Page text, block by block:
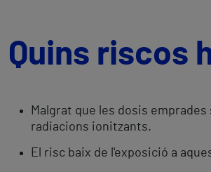
Quins riscos
Malgrat que les dosis
radiacions ionitzants.
El risc baix de l'exposició a